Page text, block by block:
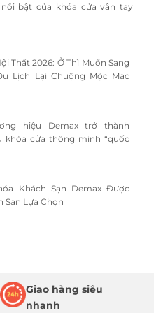
bật của khóa cửa vân tay
Thất 2026: Ở Thì Muốn Sang
Lịch Lại Chuộng Mộc Mạc
hiệu Demax trở thành
khóa cửa thông minh “quốc
Khách Sạn Demax Được
Sạn Lựa Chọn
Giao hàng siêu
nhanh